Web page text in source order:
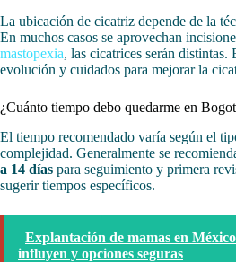
La ubicación de cicatriz depende de la
En muchos casos se aprovechan
mastopexia, las cicatrices serán
evolución y cuidados para mejorar la
¿Cuánto tiempo debo quedarme en
El tiempo recomendado varía según el
complejidad. Generalmente se
a 14 días para seguimiento y primera
sugerir tiempos específicos.
Explantación de mamas en
influyen y opciones seguras